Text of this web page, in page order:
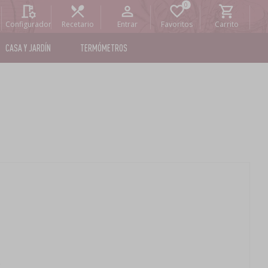
Configurador Recetario Entrar Favoritos Carrito
CASA Y JARDÍN TERMÓMETROS